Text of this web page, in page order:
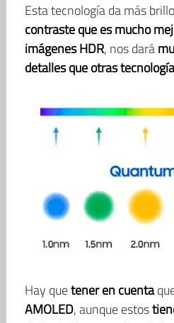
Esta tecnología da más
contraste que es mucho
imágenes HDR, nos dará
detalles que otras
Hay quetener en cuenta
AMOLED, aunque estos